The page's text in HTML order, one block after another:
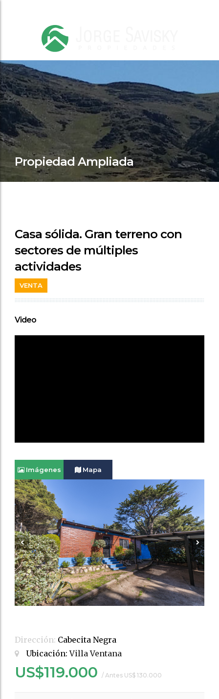
Propiedad Ampliada
Casa sólida. Gran terreno con
sectores de múltiples
actividades
VENTA
Imágenes Mapa
Dirección: Cabecita Negra
Ubicación:Villa Ventana
US$119.000 / Antes US$ 130.000
Video